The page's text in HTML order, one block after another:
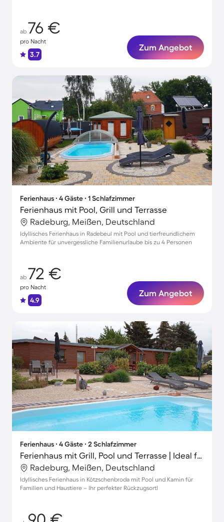
ab 76 €
pro Nacht
3.7
Zum Angebot
Ferienhaus ∙ 4 Gäste ∙ 1 Schlafzimmer
Ferienhaus mit Pool, Grill und Terrasse
Radeburg, Meißen, Deutschland
Idyllisches Ferienhaus in Radebeul mit Pool und tierfreundlichem
Ambiente für unvergessliche Familienurlaube bis zu 4 Personen
ab 72 €
pro Nacht
4.9
Zum Angebot
Ferienhaus ∙ 4 Gäste ∙ 2 Schlafzimmer
Ferienhaus mit Grill, Pool und Terrasse | Ideal für Homeoffice
Radeburg, Meißen, Deutschland
Idyllisches Ferienhaus in Kötzschenbroda mit Pool und Kamin für
Familien und Haustiere – Ihr perfekter Rückzugsort!